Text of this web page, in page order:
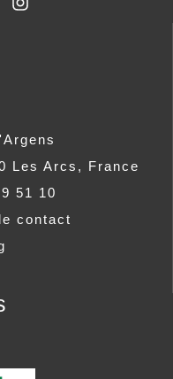
Les Arcs, France
51 10
contact